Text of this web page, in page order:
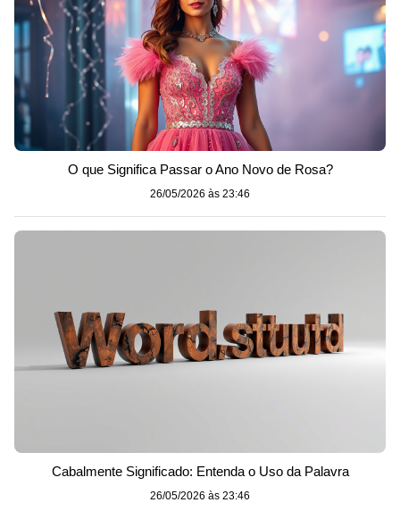
O que Significa Passar o Ano Novo de Rosa?
26/05/2026 às 23:46
Cabalmente Significado: Entenda o Uso da Palavra
26/05/2026 às 23:46